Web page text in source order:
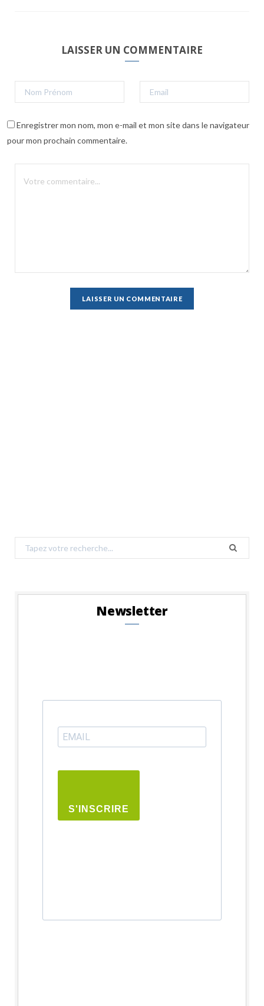
LAISSER UN COMMENTAIRE
Enregistrer mon nom, mon e-mail et mon site dans le navigateur
pour mon prochain commentaire.
Search
for:
Newsletter
S'INSCRIRE